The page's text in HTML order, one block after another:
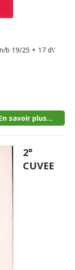
b 19/25 + 17 d\'
savoir plus...
2°
CUVEE